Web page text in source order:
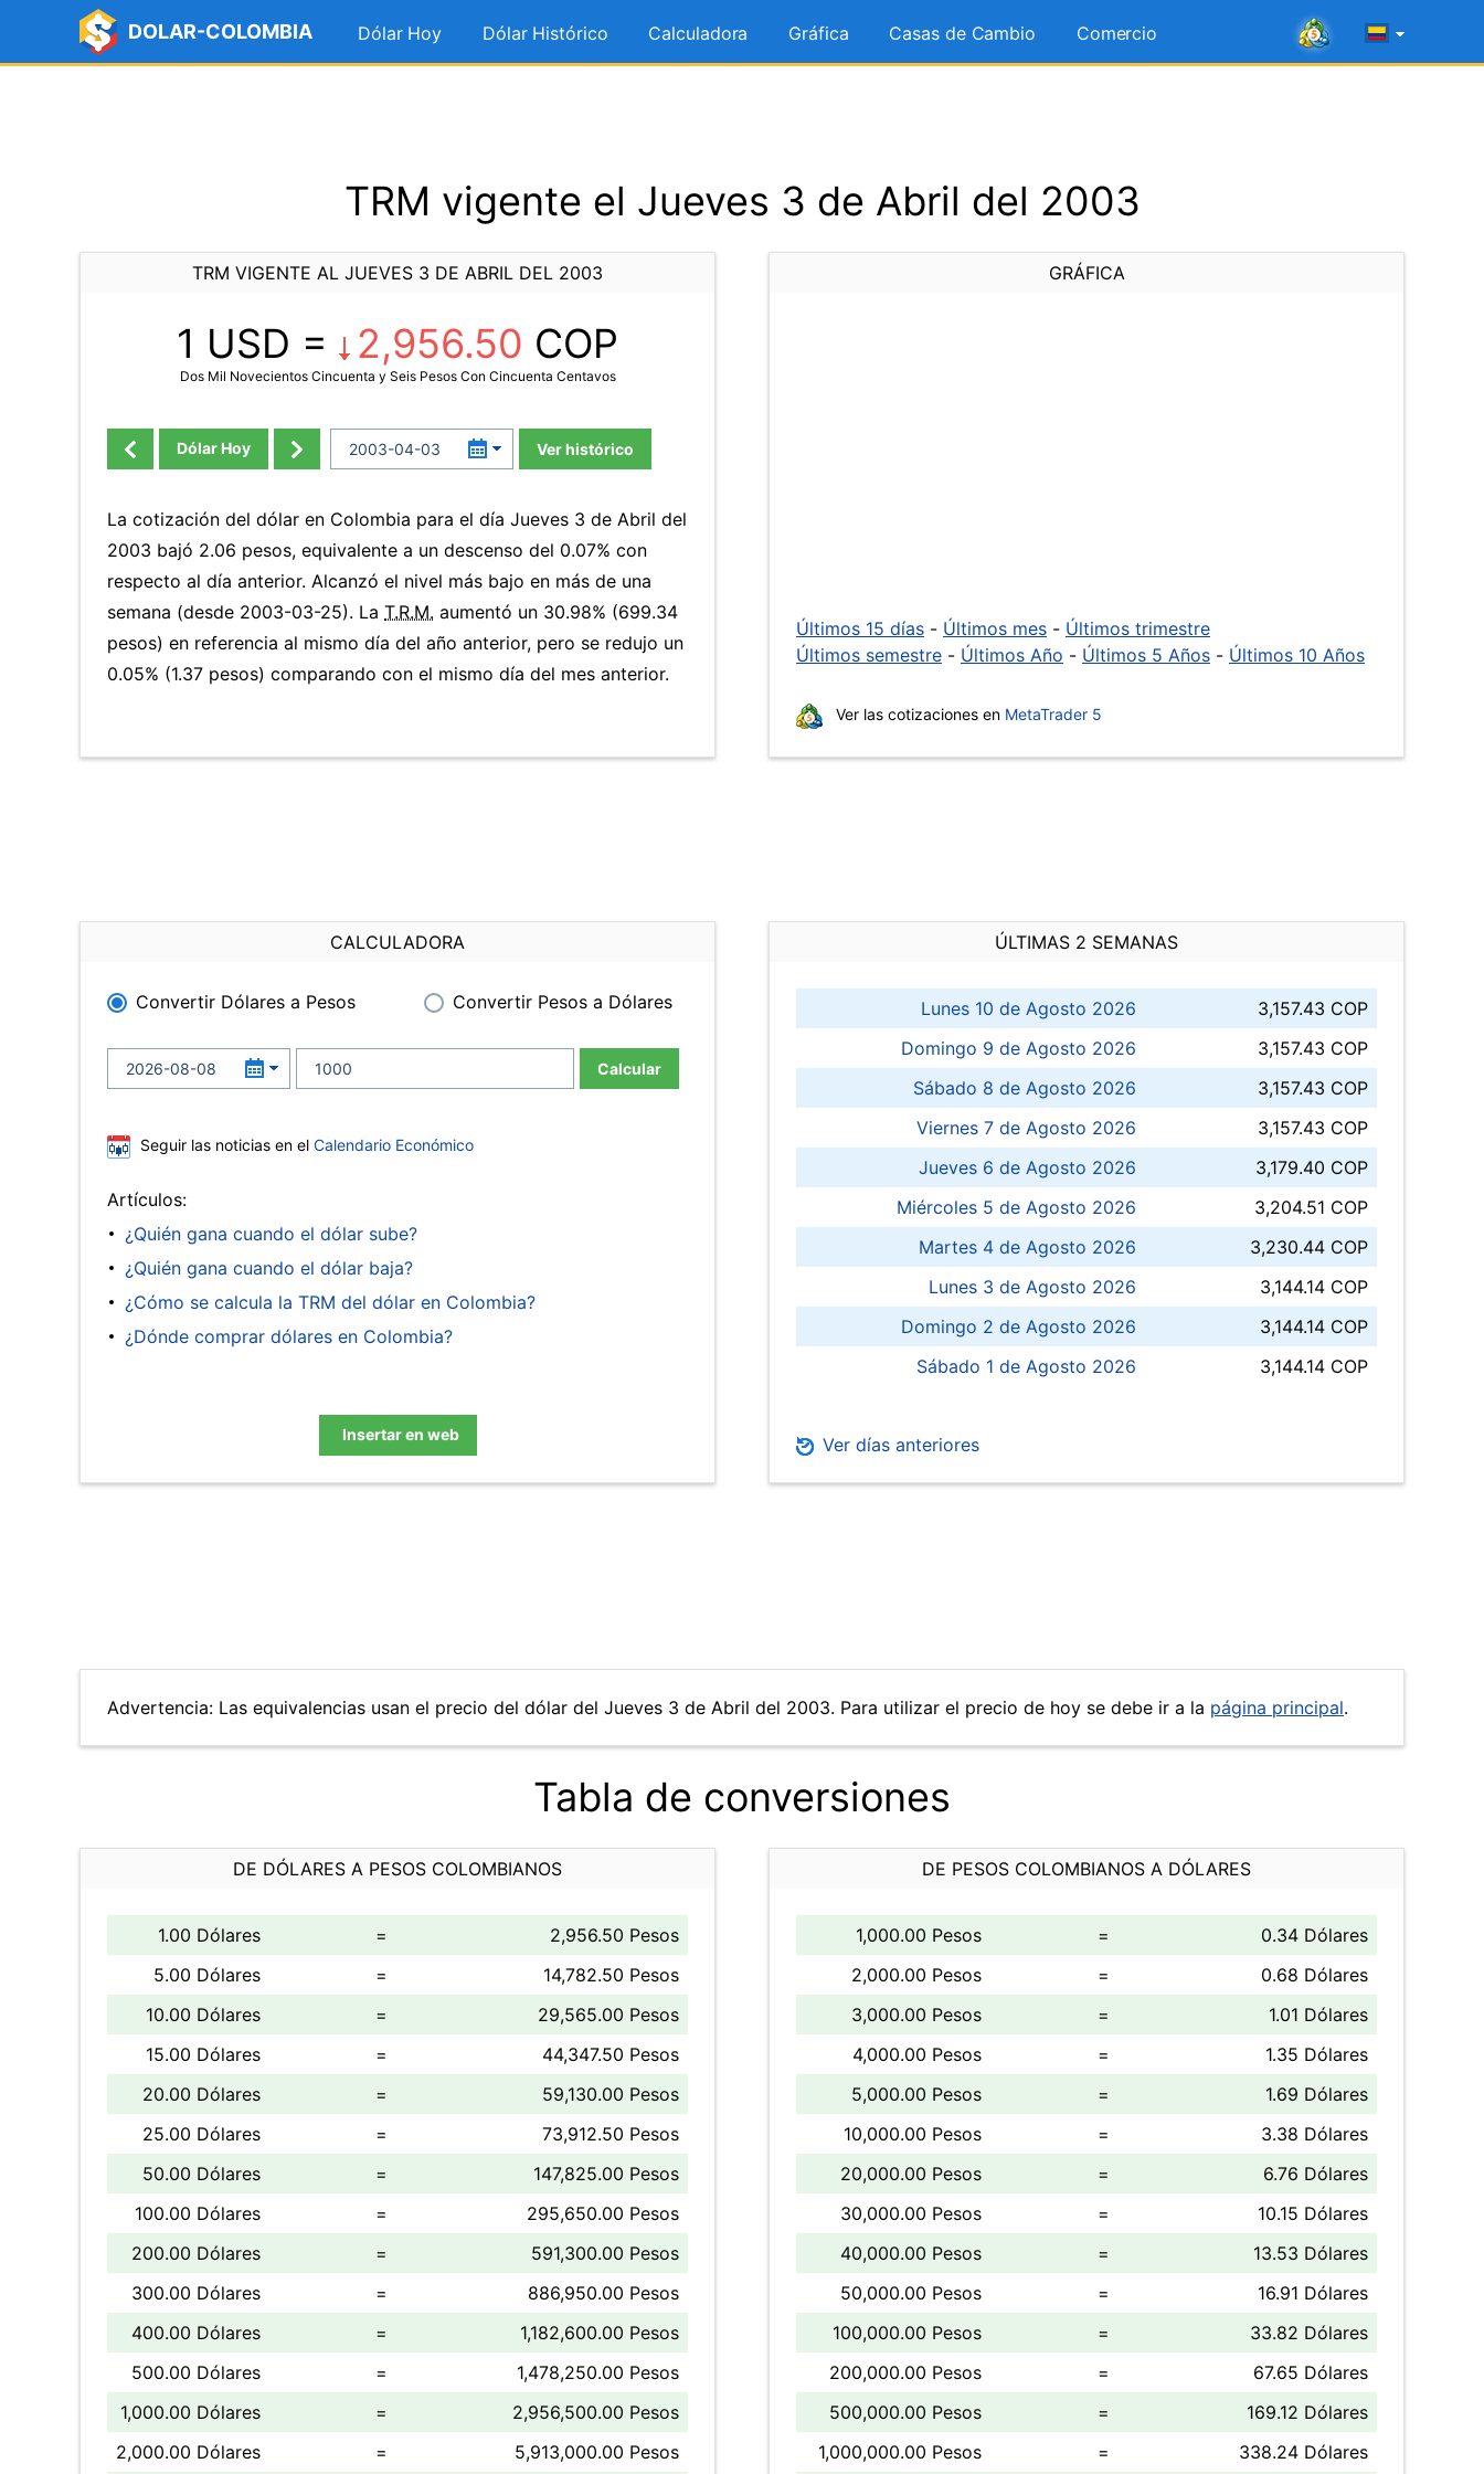
DOLAR-COLOMBIA Dólar Hoy Dólar Histórico Calculadora Gráfica Casas de Cambio Comercio
TRM vigente el Jueves 3 de Abril del 2003
TRM VIGENTE AL JUEVES 3 DE ABRIL DEL 2003
1 USD = 2,956.50 COP
Dos Mil Novecientos Cincuenta y Seis Pesos Con Cincuenta Centavos
Dólar Hoy Ver histórico
La cotización del dólar en Colombia para el día Jueves 3 de Abril del
2003 bajó 2.06 pesos, equivalente a un descenso del 0.07% con
respecto al día anterior. Alcanzó el nivel más bajo en más de una
semana (desde 2003-03-25). La T.R.M. aumentó un 30.98% (699.34
pesos) en referencia al mismo día del año anterior, pero se redujo un
0.05% (1.37 pesos) comparando con el mismo día del mes anterior.
GRÁFICA
Últimos 15 días - Últimos mes - Últimos trimestre
Últimos semestre - Últimos Año - Últimos 5 Años - Últimos 10 Años
Ver las cotizaciones en MetaTrader 5
CALCULADORA
Convertir Dólares a Pesos Convertir Pesos a Dólares
Calcular
Seguir las noticias en el Calendario Económico
Artículos:
¿Quién gana cuando el dólar sube?
¿Quién gana cuando el dólar baja?
¿Cómo se calcula la TRM del dólar en Colombia?
¿Dónde comprar dólares en Colombia?
Insertar en web
ÚLTIMAS 2 SEMANAS
Lunes 10 de Agosto 2026
3,157.43 COP
Domingo 9 de Agosto 2026
3,157.43 COP
Sábado 8 de Agosto 2026
3,157.43 COP
Viernes 7 de Agosto 2026
3,157.43 COP
Jueves 6 de Agosto 2026
3,179.40 COP
Miércoles 5 de Agosto 2026
3,204.51 COP
Martes 4 de Agosto 2026
3,230.44 COP
Lunes 3 de Agosto 2026
3,144.14 COP
Domingo 2 de Agosto 2026
3,144.14 COP
Sábado 1 de Agosto 2026
3,144.14 COP
Ver días anteriores
Advertencia: Las equivalencias usan el precio del dólar del Jueves 3 de Abril del 2003. Para utilizar el precio de hoy se debe ir a la página principal.
Tabla de conversiones
DE DÓLARES A PESOS COLOMBIANOS
1.00 Dólares =
2,956.50 Pesos
5.00 Dólares
=
14,782.50 Pesos
10.00 Dólares
=
29,565.00 Pesos
15.00 Dólares
=
44,347.50 Pesos
20.00 Dólares
=
59,130.00 Pesos
25.00 Dólares
=
73,912.50 Pesos
50.00 Dólares
=
147,825.00 Pesos
100.00 Dólares
=
295,650.00 Pesos
200.00 Dólares
=
591,300.00 Pesos
300.00 Dólares
=
886,950.00 Pesos
400.00 Dólares
=
1,182,600.00 Pesos
500.00 Dólares
=
1,478,250.00 Pesos
1,000.00 Dólares
=
2,956,500.00 Pesos
2,000.00 Dólares
= 5,913,000.00 Pesos
DE PESOS COLOMBIANOS A DÓLARES
1,000.00 Pesos =
0.34 Dólares
2,000.00 Pesos
=
0.68 Dólares
3,000.00 Pesos
=
1.01 Dólares
4,000.00 Pesos
=
1.35 Dólares
5,000.00 Pesos
=
1.69 Dólares
10,000.00 Pesos
=
3.38 Dólares
20,000.00 Pesos
=
6.76 Dólares
30,000.00 Pesos
=
10.15 Dólares
40,000.00 Pesos
=
13.53 Dólares
50,000.00 Pesos
=
16.91 Dólares
100,000.00 Pesos
=
33.82 Dólares
200,000.00 Pesos
=
67.65 Dólares
500,000.00 Pesos
=
169.12 Dólares
1,000,000.00 Pesos
= 338.24 Dólares